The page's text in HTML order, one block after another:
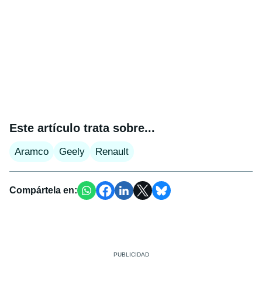
Este artículo trata sobre...
Aramco Geely Renault
Compártela en: